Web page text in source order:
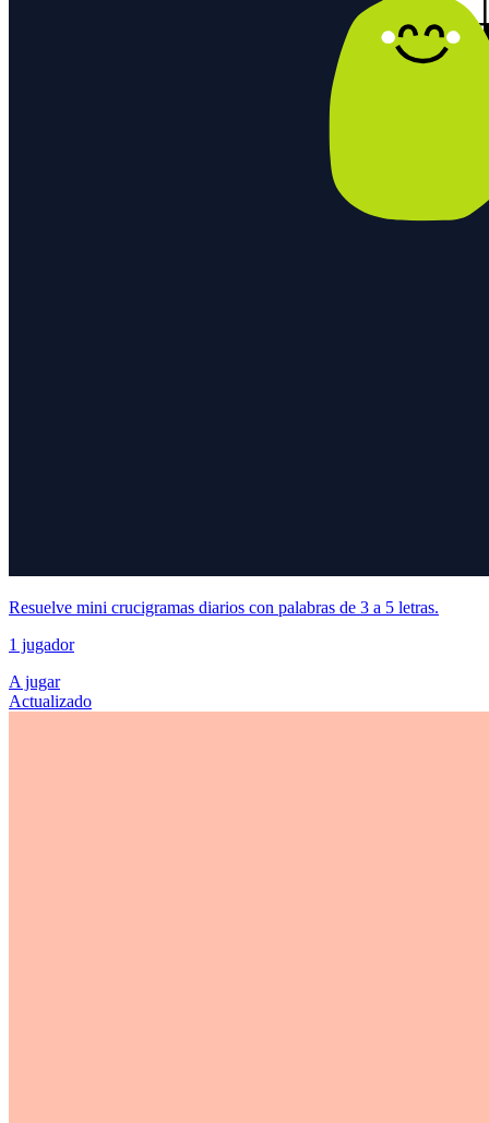
Resuelve mini crucigramas diarios con palabras de 3 a 5 letras.
1 jugador
A jugar
Actualizado